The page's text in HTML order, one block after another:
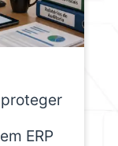
ERP